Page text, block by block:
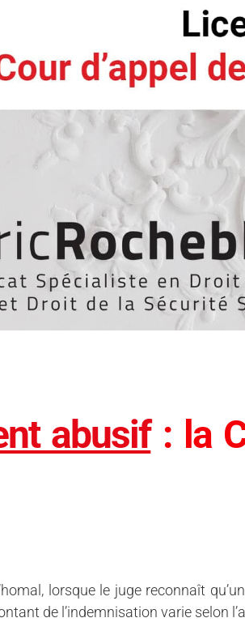
abusif: la
lorsque le juge reconnaît
de l’indemnisation varie selon